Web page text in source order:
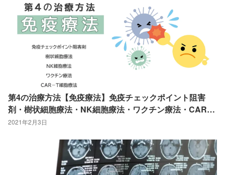
第4の治療方法【免疫療法】免疫チェックポイント阻害
剤・樹状細胞療法・NK細胞療法・ワクチン療法・CAR－
T細胞療法
2021年2月3日